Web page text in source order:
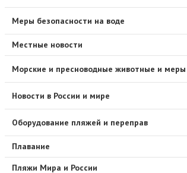
Меры безопасности на воде
Местные новости
Морские и пресноводные животные и
Новости в России и мире
Оборудование пляжей и переправ
Плавание
Пляжи Мира и России